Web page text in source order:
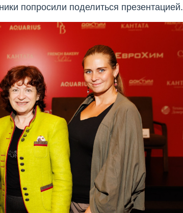
попросили поделиться презентацией.